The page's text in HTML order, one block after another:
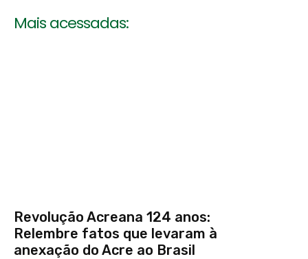
Mais acessadas:
Revolução Acreana 124 anos:
Relembre fatos que levaram à
anexação do Acre ao Brasil